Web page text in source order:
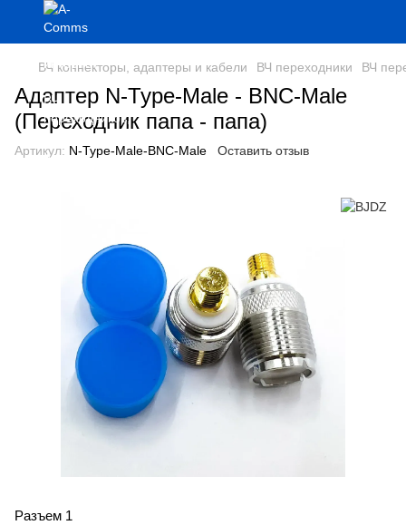
ВЧ коннекторы, адаптеры и кабели ВЧ переходники ВЧ
Адаптер N-Type-Male - BNC-Male
(Переходник папа - папа)
Артикул: N-Type-Male-BNC-Male Оставить отзыв
Разъем 1